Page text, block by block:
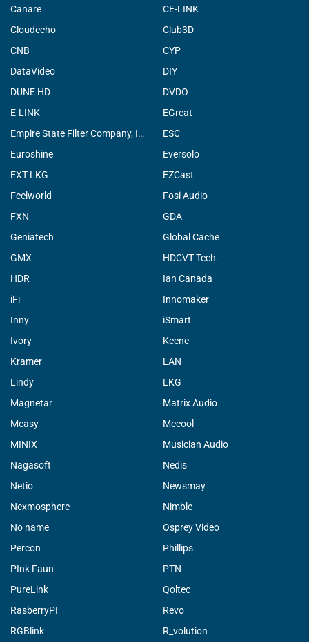
Canare
CE-LINK
Cloudecho
Club3D
CNB
CYP
DataVideo
DIY
DUNE HD
DVDO
E-LINK
EGreat
Empire State Filter Company, INC.
ESC
Euroshine
Eversolo
EXT LKG
EZCast
Feelworld
Fosi Audio
FXN
GDA
Geniatech
Global Cache
GMX
HDCVT Tech.
HDR
Ian Canada
iFi
Innomaker
Inny
iSmart
Ivory
Keene
Kramer
LAN
Lindy
LKG
Magnetar
Matrix Audio
Measy
Mecool
MINIX
Musician Audio
Nagasoft
Nedis
Netio
Newsmay
Nexmosphere
Nimble
No name
Osprey Video
Percon
Phillips
PInk Faun
PTN
PureLink
Qoltec
RasberryPI
Revo
RGBlink
R_volution